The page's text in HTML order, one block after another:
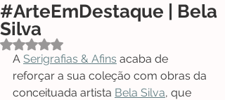
#ArteEmDestaque | Bela
Silva
Avaliado com NaN de 5 estrelas.
A Serigrafias & Afins acaba de
reforçar a sua coleção com obras da
conceituada artista Bela Silva, que